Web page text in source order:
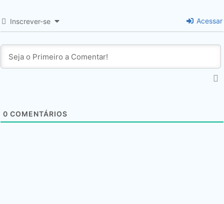
Inscrever-se Acessar
0 COMENTÁRIOS